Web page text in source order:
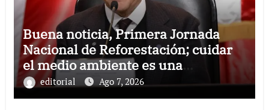
Buena noticia, Primera Jornada
Nacional de Reforestación; cuidar
el medio ambiente es una
responsabilidad compartida:
Ricardo Monreal
editorial Ago 7, 2026